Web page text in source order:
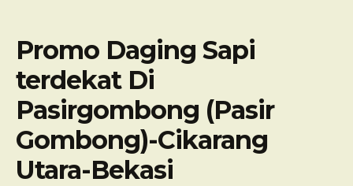
Promo Daging Sapi
terdekat Di
Pasirgombong (Pasir
Gombong)-Cikarang
Utara-Bekasi